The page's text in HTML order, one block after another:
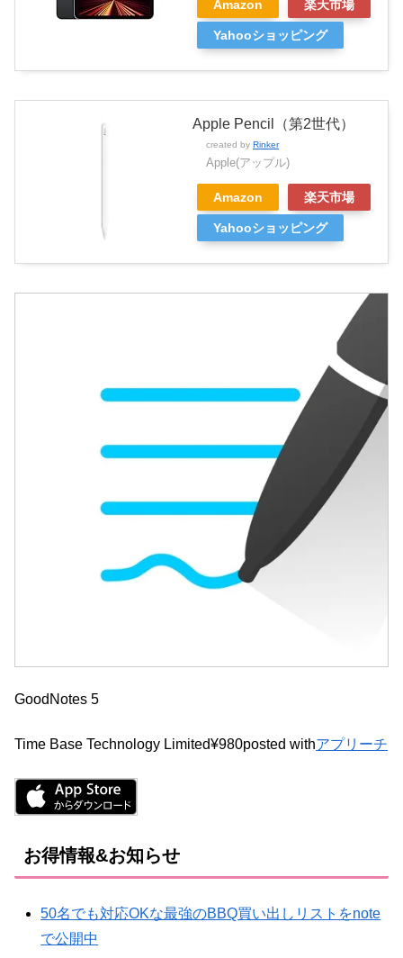
Amazon 楽天市場
Yahooショッピング
Apple Pencil（第2世代）
created by Rinker
Apple(アップル)
Amazon 楽天市場
Yahooショッピング
GoodNotes 5
Time Base Technology Limited¥980posted withアプリーチ
お得情報&お知らせ
50名でも対応OKな最強のBBQ買い出しリストをnote
で公開中